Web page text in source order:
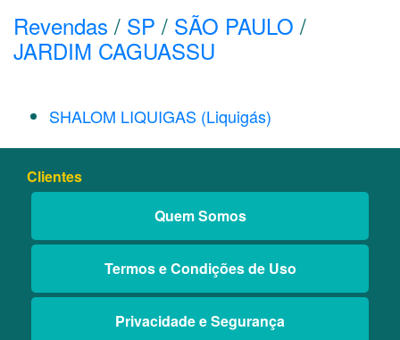
Revendas / SP / SÃO PAULO /
JARDIM CAGUASSU
SHALOM LIQUIGAS (Liquigás)
Clientes
Quem Somos
Termos e Condições de Uso
Privacidade e Segurança